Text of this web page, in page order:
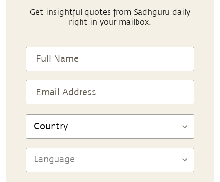
Get insightful quotes from Sadhguru daily
right in your mailbox.